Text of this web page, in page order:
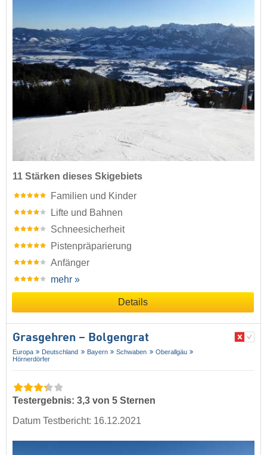
11 Stärken dieses Skigebiets
Familien und Kinder
Lifte und Bahnen
Schneesicherheit
Pistenpräparierung
Anfänger
mehr »
Details
Grasgehren – Bolgengrat
Europa Deutschland Bayern Schwaben
Oberallgäu
Hörnerdörfer
Testergebnis: 3,3 von 5 Sternen
Datum Testbericht: 16.12.2021